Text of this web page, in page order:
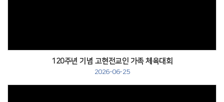
120주년 기념 고현전교인 가족 체육대회
2026-06-25